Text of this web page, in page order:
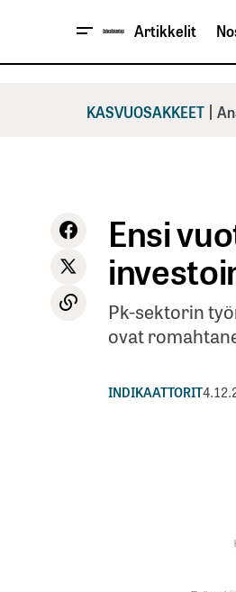
Artikkelit
KASVUOSAKKEET |
Ensi
Pk-sektorin
ovat
INDIKAATTORIT